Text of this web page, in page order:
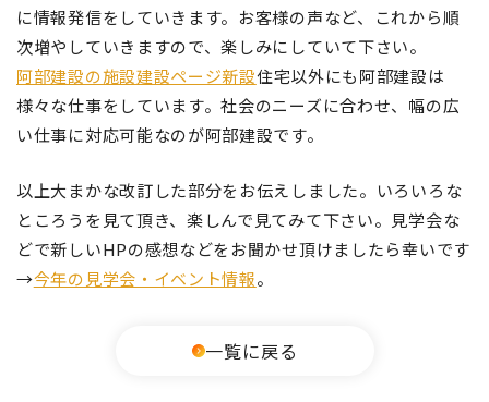
に情報発信をしていきます。お客様の声など、これから順
次増やしていきますので、楽しみにしていて下さい。
阿部建設の施設建設ページ新設住宅以外にも阿部建設は
様々な仕事をしています。社会のニーズに合わせ、幅の広
い仕事に対応可能なのが阿部建設です。
以上大まかな改訂した部分をお伝えしました。いろいろな
ところうを見て頂き、楽しんで見てみて下さい。見学会な
どで新しいHPの感想などをお聞かせ頂けましたら幸いです
→今年の見学会・イベント情報。
一覧に戻る